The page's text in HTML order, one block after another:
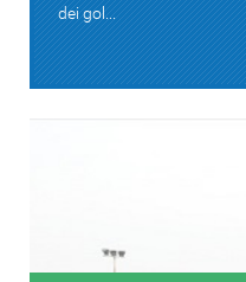
dei gol...